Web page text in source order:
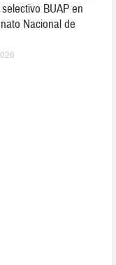
BUAP en
Nacional de